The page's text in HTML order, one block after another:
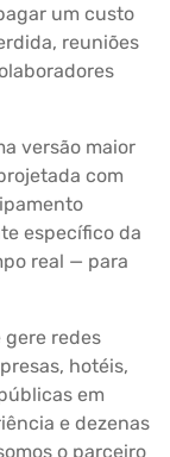
um custo
reuniões
versão maior
com
específico da
real — para
gere redes
hotéis,
em
e dezenas
o parceiro